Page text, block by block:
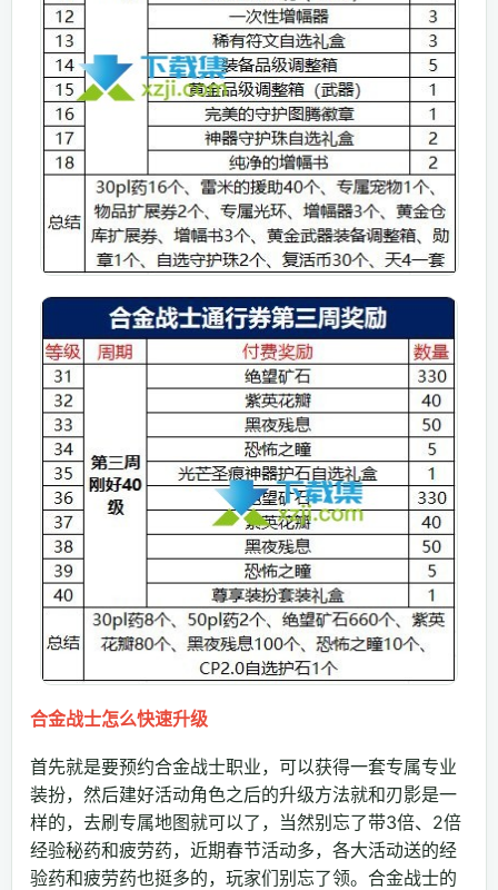
合金战士怎么快速升级
首先就是要预约合金战士职业，可以获得一套专属专业
装扮，然后建好活动角色之后的升级方法就和刃影是一
样的，去刷专属地图就可以了，当然别忘了带3倍、2倍
经验秘药和疲劳药，近期春节活动多，各大活动送的经
验药和疲劳药也挺多的，玩家们别忘了领。合金战士的